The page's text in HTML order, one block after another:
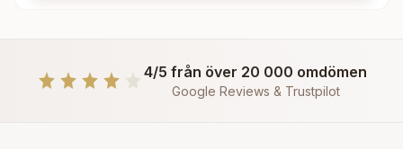
4/5 från över 20 000 omdömen
Google Reviews & Trustpilot